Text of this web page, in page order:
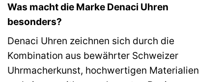
Was macht die Marke Denaci Uhren
besonders?
Denaci Uhren zeichnen sich durch die
Kombination aus bewährter Schweizer
Uhrmacherkunst, hochwertigen Materialien